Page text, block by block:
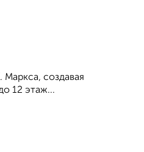
Маркса, создавая
12 этаж...